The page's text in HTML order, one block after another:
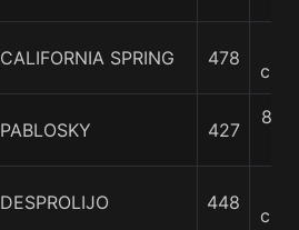
CALIFORNIA SPRING 478
PABLOSKY 427
8 1/
DESPROLIJO 448